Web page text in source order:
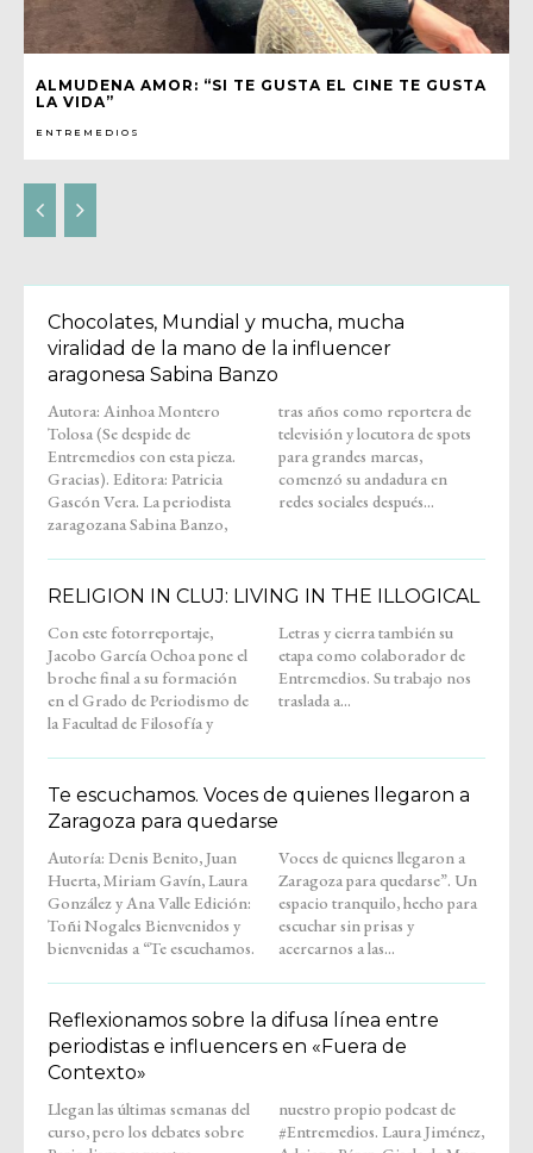
ALMUDENA AMOR: “SI TE GUSTA EL CINE TE GUSTA
LA VIDA”
ENTREMEDIOS
Chocolates, Mundial y mucha, mucha
viralidad de la mano de la influencer
aragonesa Sabina Banzo
Autora: Ainhoa Montero
Tolosa (Se despide de
Entremedios con esta pieza.
Gracias). Editora: Patricia
Gascón Vera. La periodista
zaragozana Sabina Banzo,
tras años como reportera de
televisión y locutora de spots
para grandes marcas,
comenzó su andadura en
redes sociales después...
RELIGION IN CLUJ: LIVING IN THE ILLOGICAL
Con este fotorreportaje,
Jacobo García Ochoa pone el
broche final a su formación
en el Grado de Periodismo de
la Facultad de Filosofía y
Letras y cierra también su
etapa como colaborador de
Entremedios. Su trabajo nos
traslada a...
Te escuchamos. Voces de quienes llegaron a
Zaragoza para quedarse
Autoría: Denis Benito, Juan
Huerta, Miriam Gavín, Laura
González y Ana Valle Edición:
Toñi Nogales Bienvenidos y
bienvenidas a “Te escuchamos.
Voces de quienes llegaron a
Zaragoza para quedarse”. Un
espacio tranquilo, hecho para
escuchar sin prisas y
acercarnos a las...
Reflexionamos sobre la difusa línea entre
periodistas e influencers en «Fuera de
Contexto»
Llegan las últimas semanas del
curso, pero los debates sobre
nuestro propio podcast de
#Entremedios. Laura Jiménez,